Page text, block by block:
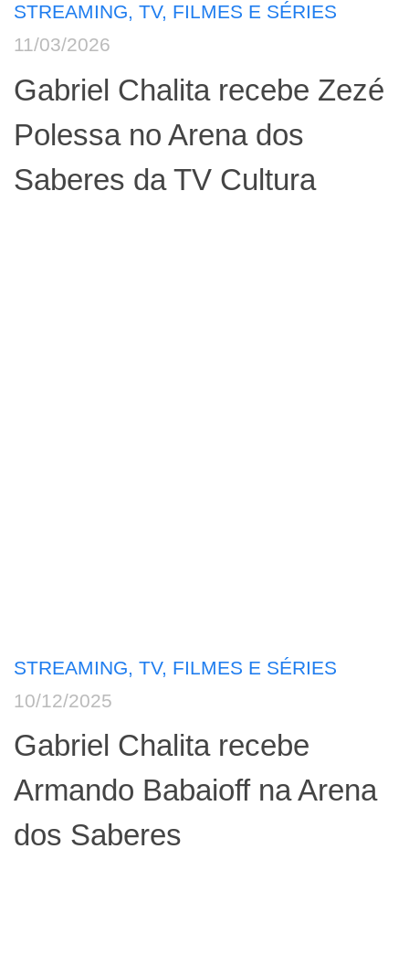
STREAMING, TV, FILMES E SÉRIES
11/03/2026
Gabriel Chalita recebe Zezé
Polessa no Arena dos
Saberes da TV Cultura
STREAMING, TV, FILMES E SÉRIES
10/12/2025
Gabriel Chalita recebe
Armando Babaioff na Arena
dos Saberes